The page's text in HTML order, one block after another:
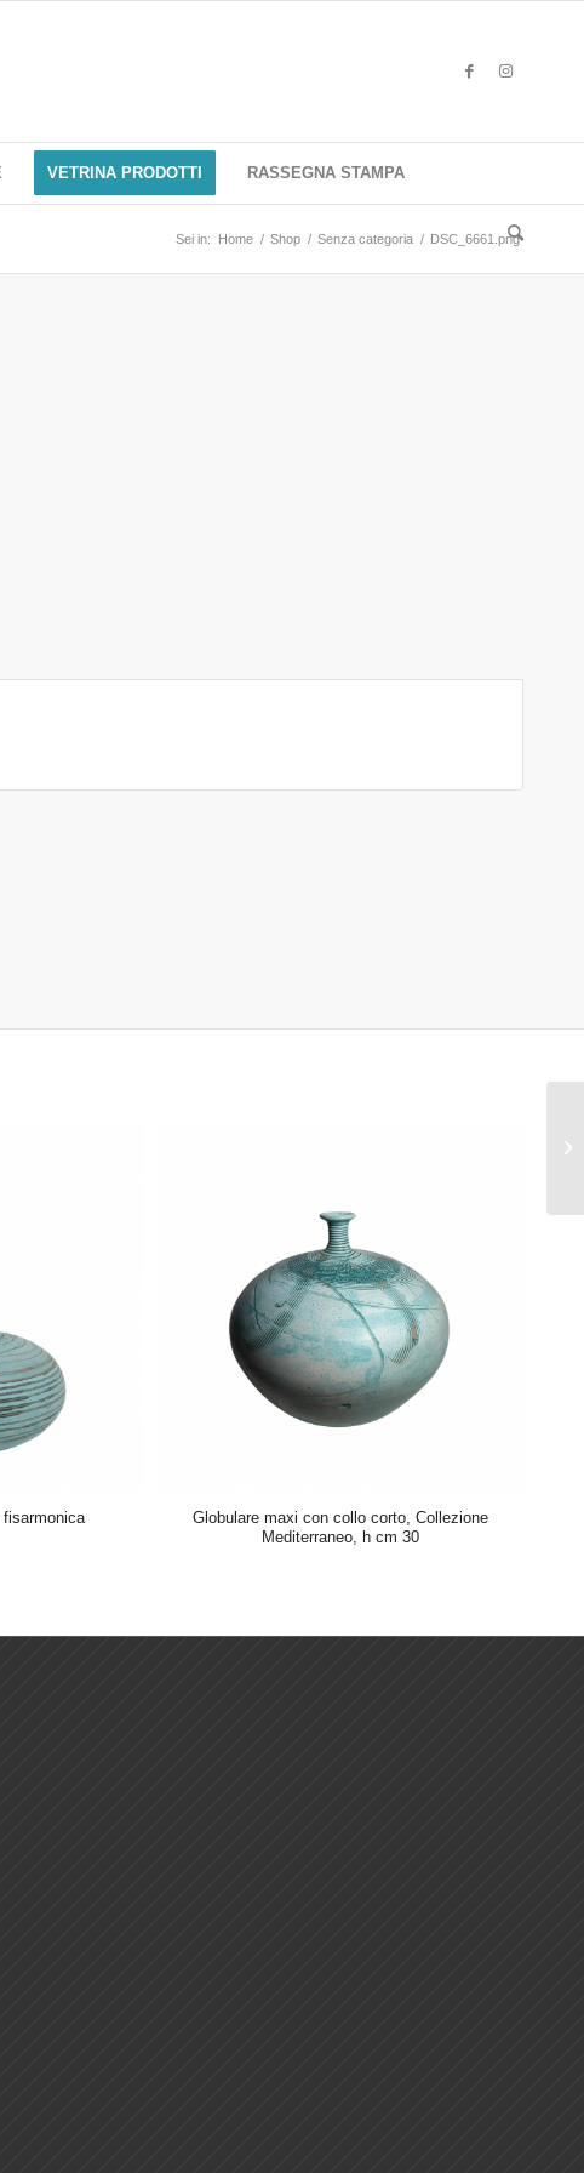
VETRINA PRODOTTI RASSEGNA STAMPA
Sei in: Home / Shop / Senza categoria / DSC_6661.png
Globulare maxi con collo corto, Collezione
Mediterraneo, h cm 30